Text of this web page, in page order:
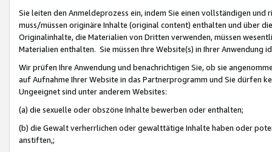
Sie leiten den Anmeldeprozess ein, indem Sie einen vollständigen
muss/müssen originäre Inhalte (original content) enthalten und über
Originalinhalte, die Materialien von Dritten verwenden, müssen
Materialien enthalten. Sie müssen Ihre Website(s) in Ihrer Anwendung
Wir prüfen Ihre Anwendung und benachrichtigen Sie, ob sie
auf Aufnahme Ihrer Website in das Partnerprogramm und Sie dürfen
Ungeeignet sind unter anderem Websites:
(a) die sexuelle oder obszöne Inhalte bewerben oder enthalten;
(b) die Gewalt verherrlichen oder gewalttätige Inhalte haben oder
anstiften,;